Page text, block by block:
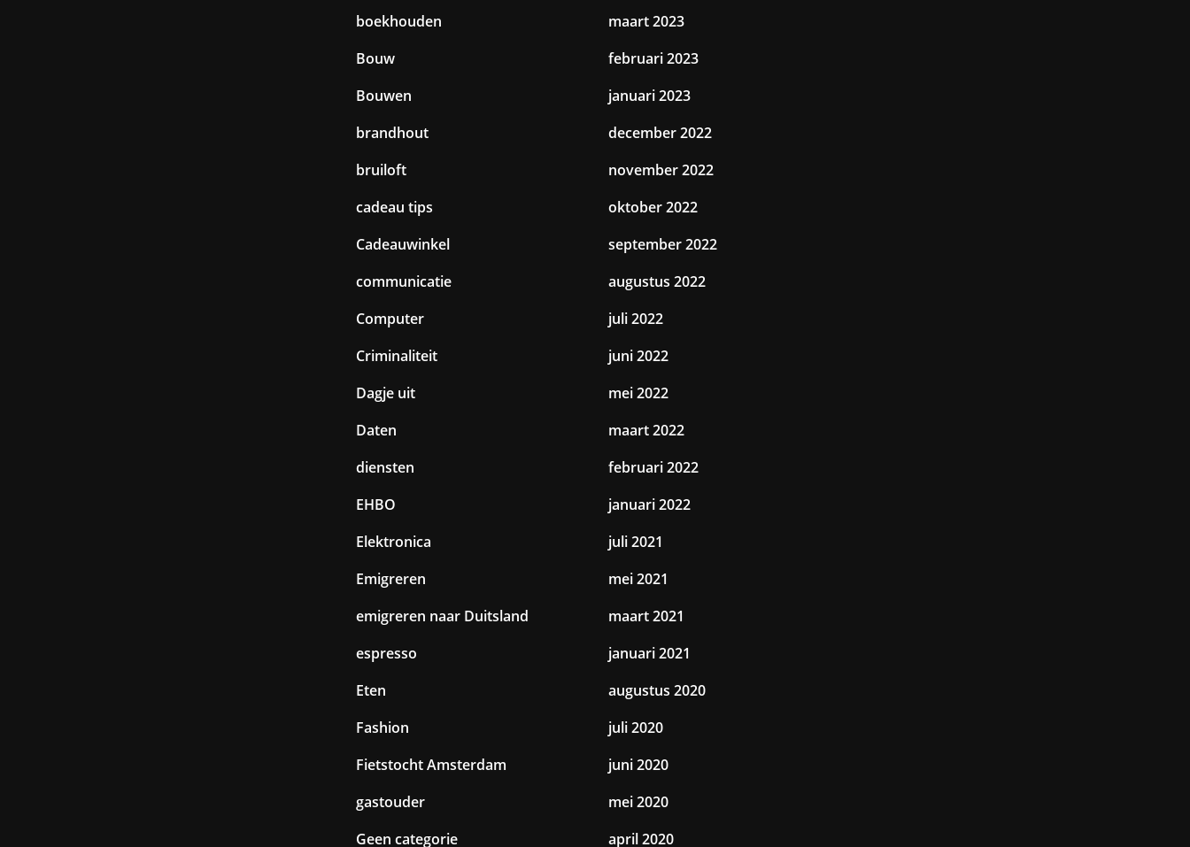
boekhouden
Bouw
Bouwen
brandhout
bruiloft
cadeau tips
Cadeauwinkel
communicatie
Computer
Criminaliteit
Dagje uit
Daten
diensten
EHBO
Elektronica
Emigreren
emigreren naar Duitsland
espresso
Eten
Fashion
Fietstocht Amsterdam
gastouder
Geen categorie
maart 2023
februari 2023
januari 2023
december 2022
november 2022
oktober 2022
september 2022
augustus 2022
juli 2022
juni 2022
mei 2022
maart 2022
februari 2022
januari 2022
juli 2021
mei 2021
maart 2021
januari 2021
augustus 2020
juli 2020
juni 2020
mei 2020
april 2020